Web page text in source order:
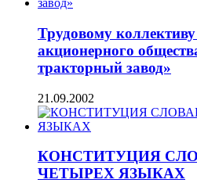
Трудовому коллективу
акционерного
тракторный завод»
21.09.2002
КОНСТИТУЦИЯ
ЧЕТЫРЕХ ЯЗЫКАХ